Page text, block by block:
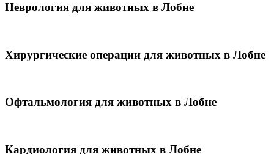
Неврология для животных в Лобне
Хирургические операции для животных в Лобне
Офтальмология для животных в Лобне
Кардиология для животных в Лобне